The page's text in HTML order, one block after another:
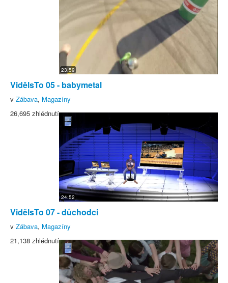
23:59
VidělsTo 05 - babymetal
v Zábava, Magazíny
26,695 zhlédnutí
24:52
VidělsTo 07 - důchodci
v Zábava, Magazíny
21,138 zhlédnutí